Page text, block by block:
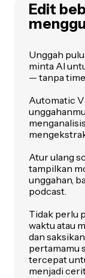
Edit
Unggah
minta AI
— tanpa
Automatic
Atur ulang
tampilkan
unggahan,
podcast.
Tidak perlu
waktu atau
dan
pertamamu
tercepat
menjadi